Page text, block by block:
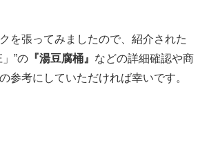
を張ってみましたので、紹介された
”の 『湯豆腐桶』 などの詳細確認や商
参考にしていただければ幸いです。